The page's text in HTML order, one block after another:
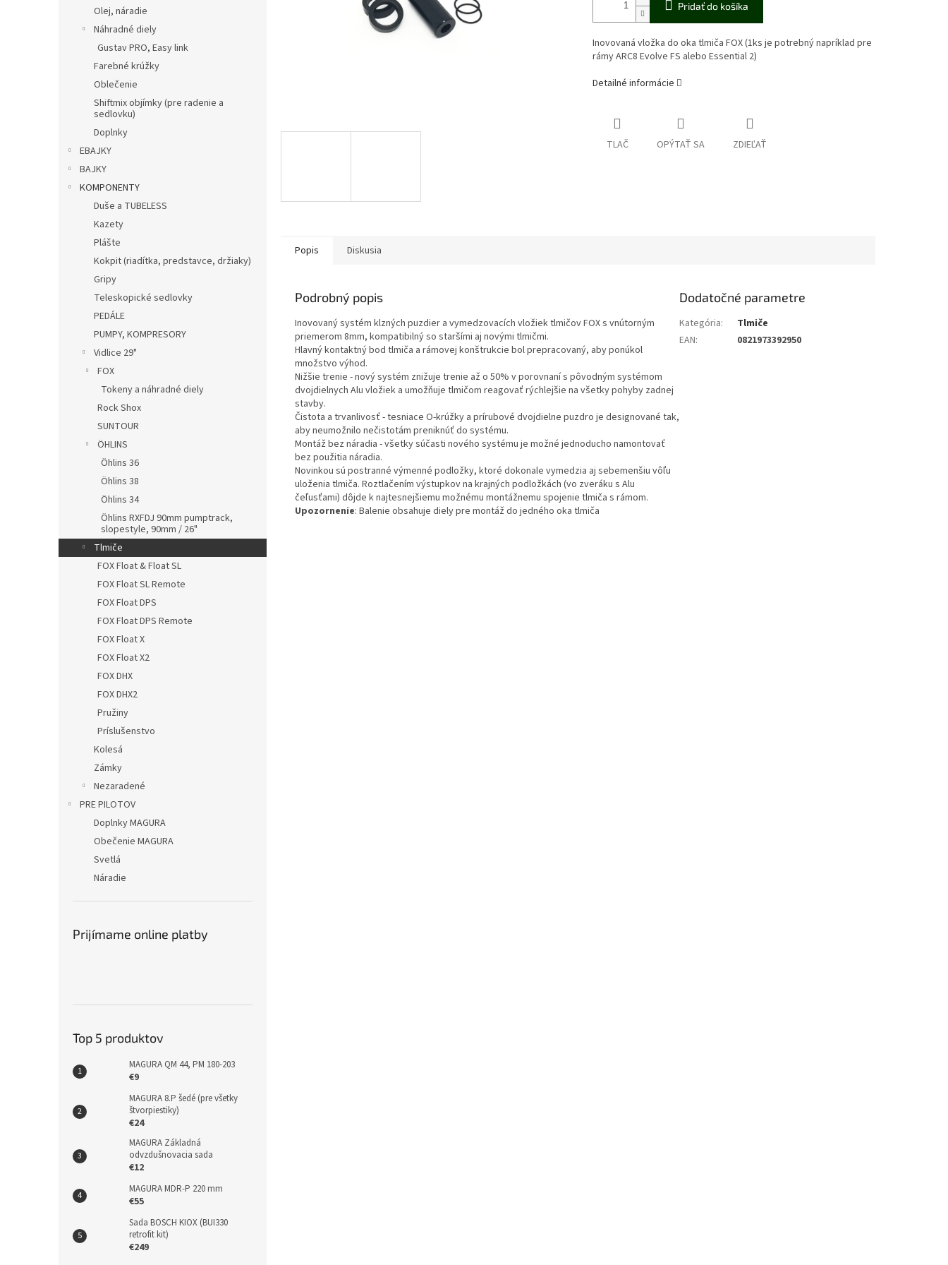
Olej, náradie
Náhradné diely
Gustav PRO, Easy link
Farebné krúžky
Oblečenie
Shiftmix objímky (pre radenie a
sedlovku)
Doplnky
EBAJKY
BAJKY
KOMPONENTY
Duše a TUBELESS
Kazety
Plášte
Kokpit (riadítka, predstavce, držiaky)
Gripy
Teleskopické sedlovky
PEDÁLE
PUMPY, KOMPRESORY
Vidlice 29"
FOX
Tokeny a náhradné diely
Rock Shox
SUNTOUR
ÖHLINS
Öhlins 36
Öhlins 38
Öhlins 34
Öhlins RXFDJ 90mm pumptrack,
slopestyle, 90mm / 26"
Tlmiče
FOX Float & Float SL
FOX Float SL Remote
FOX Float DPS
FOX Float DPS Remote
FOX Float X
FOX Float X2
FOX DHX
FOX DHX2
Pružiny
Príslušenstvo
Kolesá
Zámky
Nezaradené
PRE PILOTOV
Doplnky MAGURA
Obečenie MAGURA
Svetlá
Náradie
Prijímame online platby
Top 5 produktov
MAGURA QM 44, PM 180-203
€9
MAGURA 8.P šedé (pre všetky
štvorpiestiky)
€24
MAGURA Základná
odvzdušnovacia sada
€12
MAGURA MDR-P 220 mm
€55
Sada BOSCH KIOX (BUI330
retrofit kit)
€249
Pridať do košíka
Inovovaná vložka do oka tlmiča FOX (1ks je potrebný napríklad pre
rámy ARC8 Evolve FS alebo Essential 2)
Detailné informácie
TLAČ OPÝTAŤ SA ZDIEĽAŤ
Popis Diskusia
Podrobný popis
Inovovaný systém klzných puzdier a vymedzovacích vložiek tlmičov FOX s vnútorným
priemerom 8mm, kompatibilný so staršími aj novými tlmičmi.
Hlavný kontaktný bod tlmiča a rámovej konštrukcie bol prepracovaný, aby ponúkol
množstvo výhod.
Nižšie trenie - nový systém znižuje trenie až o 50% v porovnaní s pôvodným systémom
dvojdielnych Alu vložiek a umožňuje tlmičom reagovať rýchlejšie na všetky pohyby zadnej
stavby.
Čistota a trvanlivosť - tesniace O-krúžky a prírubové dvojdielne puzdro je designované tak,
aby neumožnilo nečistotám preniknúť do systému.
Montáž bez náradia - všetky súčasti nového systému je možné jednoducho namontovať
bez použitia náradia.
Novinkou sú postranné výmenné podložky, ktoré dokonale vymedzia aj sebemenšiu vôľu
uloženia tlmiča. Roztlačením výstupkov na krajných podložkách (vo zveráku s Alu
čeľusťami) dôjde k najtesnejšiemu možnému montážnemu spojenie tlmiča s rámom.
Upozornenie: Balenie obsahuje diely pre montáž do jedného oka tlmiča
Dodatočné parametre
Kategória:
Tlmiče
EAN: 0821973392950